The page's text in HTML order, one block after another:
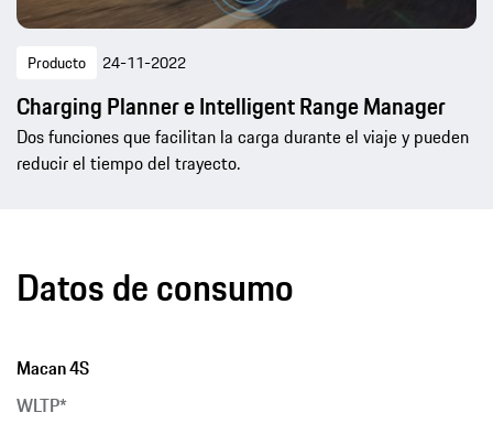
Producto 24-11-2022
Charging Planner e Intelligent Range Manager
Dos funciones que facilitan la carga durante el viaje y pueden
reducir el tiempo del trayecto.
Datos de consumo
Macan 4S
WLTP*